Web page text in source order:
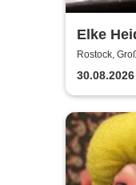
Elke
Rostock,
30.08.2026